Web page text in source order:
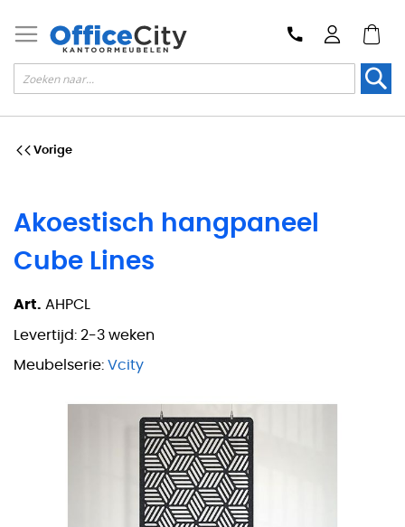
Akoestisch hangpaneel
Cube Lines
Art. AHPCL
Levertijd: 2-3 weken
Meubelserie: Vcity
Vorige